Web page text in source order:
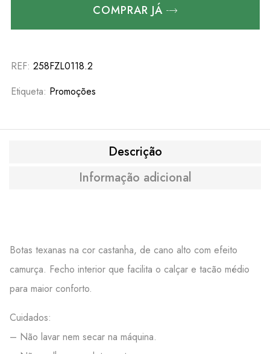
COMPRAR JÁ
REF: 258FZL0118.2
Etiqueta: Promoções
Descrição
Informação adicional
Botas texanas na cor castanha, de cano alto com efeito
camurça. Fecho interior que facilita o calçar e tacão médio
para maior conforto.
Cuidados:
– Não lavar nem secar na máquina.